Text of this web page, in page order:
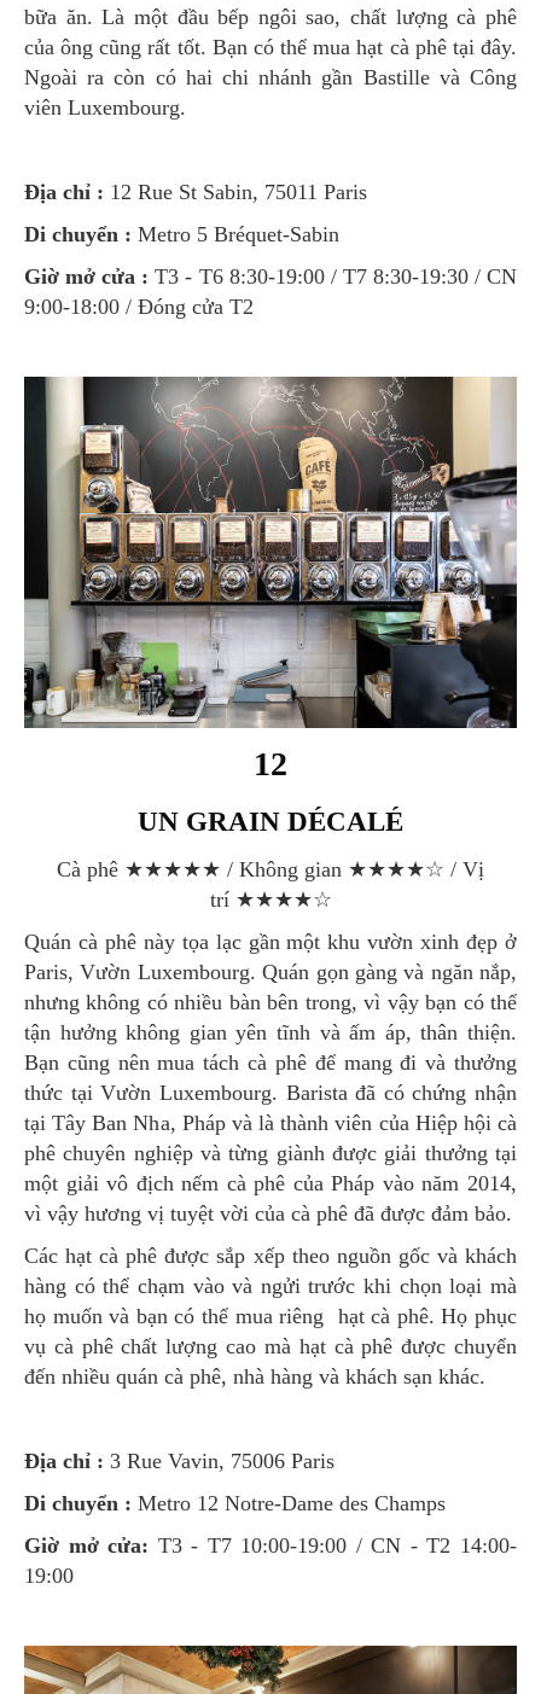
bữa ăn. Là một đầu bếp ngôi sao, chất lượng cà phê
của ông cũng rất tốt. Bạn có thể mua hạt cà phê tại đây.
Ngoài ra còn có hai chi nhánh gần Bastille và Công
viên Luxembourg.
Địa chỉ : 12 Rue St Sabin, 75011 Paris
Di chuyển : Metro 5 Bréquet-Sabin
Giờ mở cửa : T3 - T6 8:30-19:00 / T7 8:30-19:30 / CN
9:00-18:00 / Đóng cửa T2
12
UN GRAIN DÉCALÉ
Cà phê ★★★★★ / Không gian ★★★★☆ / Vị
trí ★★★★☆
Quán cà phê này tọa lạc gần một khu vườn xinh đẹp ở
Paris, Vườn Luxembourg. Quán gọn gàng và ngăn nắp,
nhưng không có nhiều bàn bên trong, vì vậy bạn có thể
tận hưởng không gian yên tĩnh và ấm áp, thân thiện.
Bạn cũng nên mua tách cà phê để mang đi và thưởng
thức tại Vườn Luxembourg. Barista đã có chứng nhận
tại Tây Ban Nha, Pháp và là thành viên của Hiệp hội cà
phê chuyên nghiệp và từng giành được giải thưởng tại
một giải vô địch nếm cà phê của Pháp vào năm 2014,
vì vậy hương vị tuyệt vời của cà phê đã được đảm bảo.
Các hạt cà phê được sắp xếp theo nguồn gốc và khách
hàng có thể chạm vào và ngửi trước khi chọn loại mà
họ muốn và bạn có thể mua riêng hạt cà phê. Họ phục
vụ cà phê chất lượng cao mà hạt cà phê được chuyển
đến nhiều quán cà phê, nhà hàng và khách sạn khác.
Địa chỉ : 3 Rue Vavin, 75006 Paris
Di chuyển : Metro 12 Notre-Dame des Champs
Giờ mở cửa: T3 - T7 10:00-19:00 / CN - T2 14:00-
19:00